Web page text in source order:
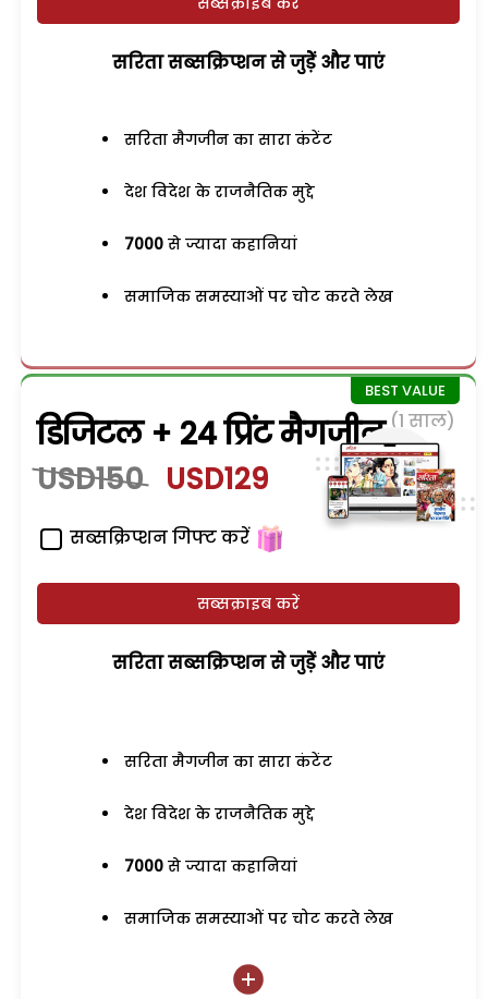
सरिता सब्सक्रिप्शन से जुड़ेें और पाएं
सरिता मैगजीन का सारा कंटेंट
देश विदेश के राजनैतिक मुद्दे
7000 से ज्यादा कहानियां
समाजिक समस्याओं पर चोट करते लेख
डिजिटल + 24 प्रिंट मैगजीन (1 साल)
USD150 USD129
सब्सक्रिप्शन गिफ्ट करें
सब्सक्राइब करें
सरिता सब्सक्रिप्शन से जुड़ेें और पाएं
सरिता मैगजीन का सारा कंटेंट
देश विदेश के राजनैतिक मुद्दे
7000 से ज्यादा कहानियां
समाजिक समस्याओं पर चोट करते लेख